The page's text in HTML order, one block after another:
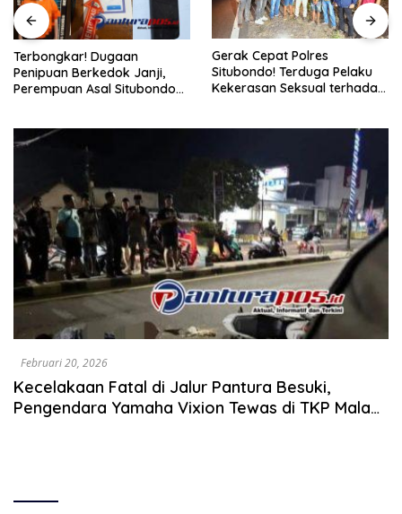
Terbongkar! Dugaan
Penipuan Berkedok Janji,
Perempuan Asal Situbondo
Gerak Cepat Polres
Situbondo! Terduga Pelaku
Kekerasan Seksual terhadap
Februari 20, 2026
Kecelakaan Fatal di Jalur Pantura Besuki,
Pengendara Yamaha Vixion Tewas di TKP Malam